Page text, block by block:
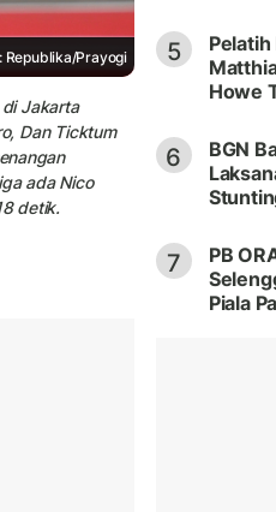
Republika/Prayogi
Jakarta
Dan Ticktum
ada Nico
detik.
5
Pelatih
Howe
6
BGN
7
PB
Piala